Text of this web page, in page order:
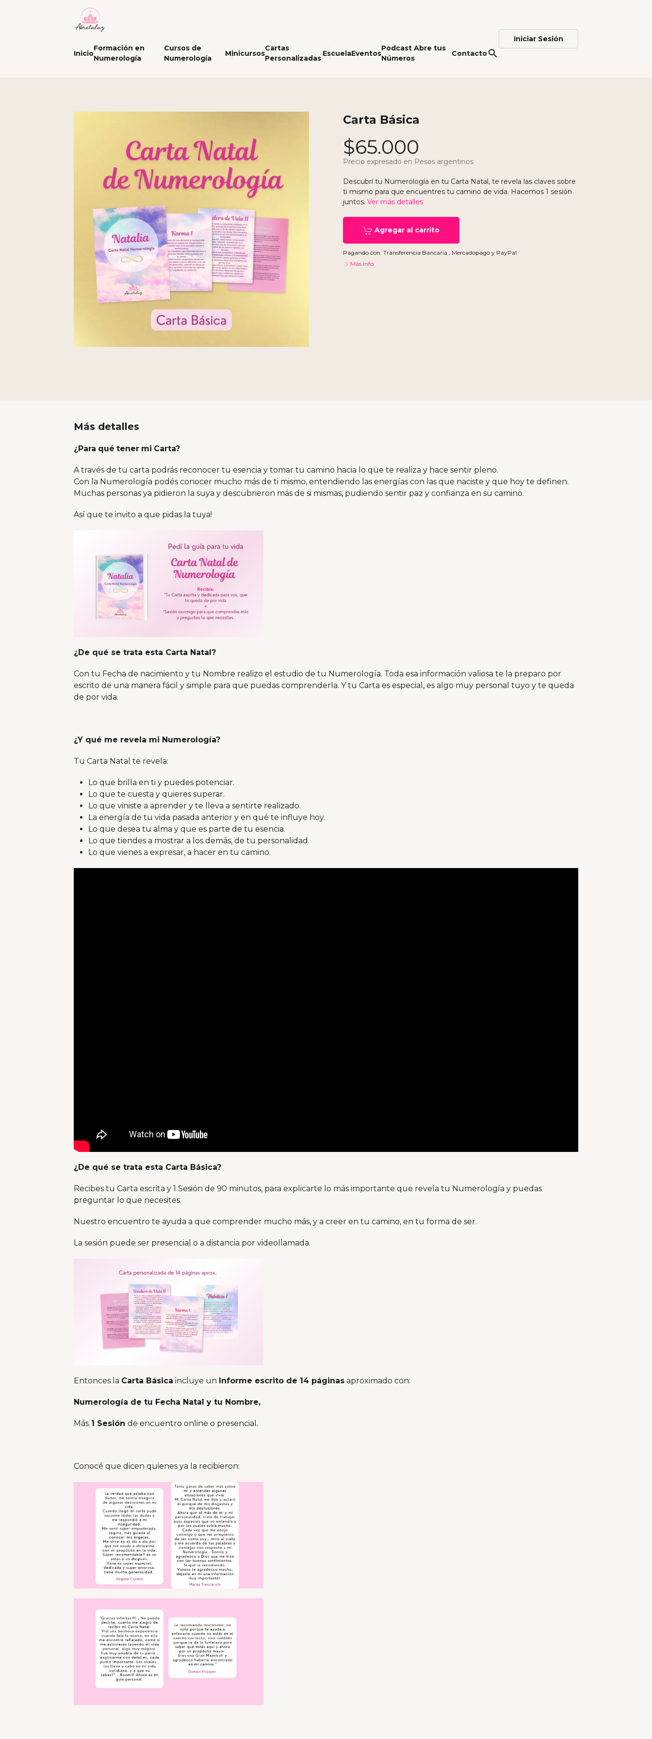
Inicio
Formación en
Numerología
Cursos de
Numerología
Minicursos
Cartas
Personalizadas
EscuelaEventos
Podcast Abre tus
Números
Contactosearch
Iniciar Sesión
Carta Básica
$65.000
Precio expresado en Pesos argentinos
Descubrí tu Numerología en tu Carta Natal, te revela las claves sobre
ti mismo para que encuentres tu camino de vida. Hacemos 1 sesión
juntos. Ver más detalles
Agregar al carrito
Pagando con: Transferencia Bancaria , Mercadopago y PayPal
Más info
Más detalles
¿Para qué tener mi Carta?
A través de tu carta podrás reconocer tu esencia y tomar tu camino hacia lo que te realiza y hace sentir pleno.
Con la Numerología podés conocer mucho más de ti mismo, entendiendo las energías con las que naciste y que hoy te definen.
Muchas personas ya pidieron la suya y descubrieron más de si mismas, pudiendo sentir paz y confianza en su camino.
Así que te invito a que pidas la tuya!
¿De qué se trata esta Carta Natal?
Con tu Fecha de nacimiento y tu Nombre realizo el estudio de tu Numerología. Toda esa información valiosa te la preparo por
escrito de una manera fácil y simple para que puedas comprenderla. Y tu Carta es especial, es algo muy personal tuyo y te queda
de por vida.
¿Y qué me revela mi Numerología?
Tu Carta Natal te revela:
Lo que brilla en ti y puedes potenciar.
Lo que te cuesta y quieres superar.
Lo que viniste a aprender y te lleva a sentirte realizado.
La energía de tu vida pasada anterior y en qué te influye hoy.
Lo que desea tu alma y que es parte de tu esencia.
Lo que tiendes a mostrar a los demás, de tu personalidad.
Lo que vienes a expresar, a hacer en tu camino.
¿De qué se trata esta Carta Básica?
Recibes tu Carta escrita y 1 Sesión de 90 minutos, para explicarte lo más importante que revela tu Numerología y puedas
preguntar lo que necesites.
Nuestro encuentro te ayuda a que comprender mucho más, y a creer en tu camino, en tu forma de ser.
La sesión puede ser presencial o a distancia por videollamada.
Entonces la Carta Básica incluye un Informe escrito de 14 páginas aproximado con:
Numerología de tu Fecha Natal y tu Nombre,
Más 1 Sesiónde encuentro online o presencial.
Conocé que dicen quienes ya la recibieron: